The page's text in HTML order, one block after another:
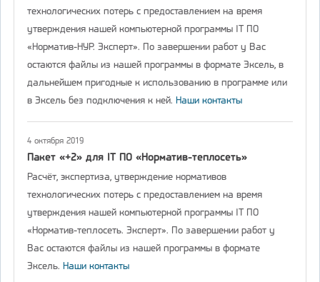
технологических потерь с предоставлением на время
утверждения нашей компьютерной программы IT ПО
«Норматив-НУР. Эксперт». По завершении работ у Вас
остаются файлы из нашей программы в формате Эксель, в
дальнейшем пригодные к использованию в программе или
в Эксель без подключения к ней. Наши контакты
4 октября 2019
Пакет «+2» для IT ПО «Норматив-теплосеть»
Расчёт, экспертиза, утверждение нормативов
технологических потерь с предоставлением на время
утверждения нашей компьютерной программы IT ПО
«Норматив-теплосеть. Эксперт». По завершении работ у
Вас остаются файлы из нашей программы в формате
Эксель. Наши контакты